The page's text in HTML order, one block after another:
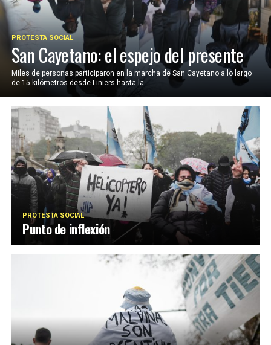
PROTESTA SOCIAL
San Cayetano: el espejo del presente
Miles de personas participaron en la marcha de San Cayetano a lo largo
de 15 kilómetros desde Liniers hasta la...
PROTESTA SOCIAL
Punto de inflexión